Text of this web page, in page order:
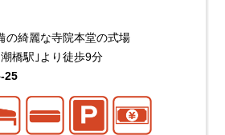
の綺麗な寺院本堂の式場
橋駅｣より徒歩9分
25